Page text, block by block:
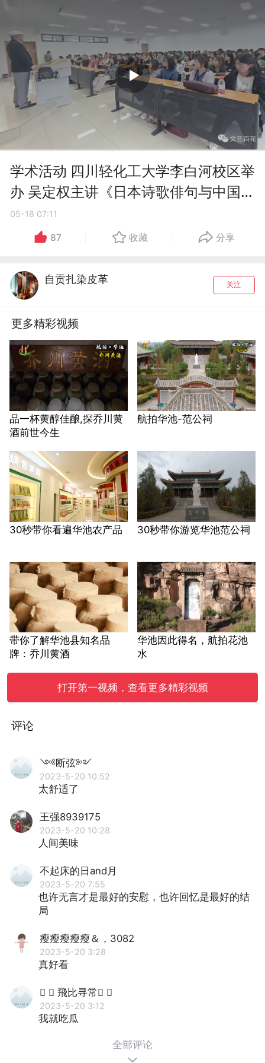
学术活动 四川轻化工大学李白河校区举
办 吴定权主讲《日本诗歌俳句与中国律
诗》
05-18 07:11
87 收藏 分享
自贡扎染皮革 关注
更多精彩视频
品一杯黄醇佳酿,探乔川黄
酒前世今生
航拍华池-范公祠
30秒带你看遍华池农产品 30秒带你游览华池范公祠
带你了解华池县知名品
牌：乔川黄酒
华池因此得名，航拍花池
水
打开第一视频，查看更多精彩视频
评论
༺断弦༻
2023-5-20 10:52
太舒适了
王强8939175
2023-5-20 10:28
人间美味
不起床的日and月
2023-5-20 7:55
也许⽆⾔才是最好的安慰，也许回忆是最好的结
局
瘦瘦瘦瘦瘦＆，3082
2023-5-20 3:28
真好看
  飛比寻常 
2023-5-20 3:12
我就吃瓜
全部评论